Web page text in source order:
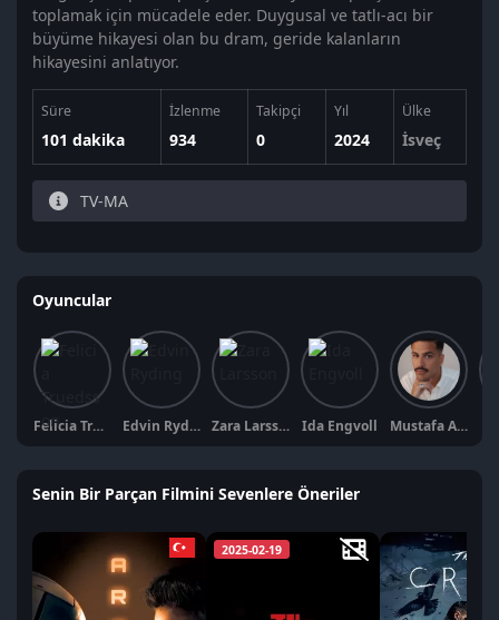
toplamak için mücadele eder. Duygusal ve tatlı-acı bir
büyüme hikayesi olan bu dram, geride kalanların
hikayesini anlatıyor.
Süre
101 dakika
İzlenme
934
Takipçi
0
Yıl
2024
Ülke
İsveç
TV-MA
Oyuncular
Felicia Truedsson Edvin Ryding Zara Larsson Ida Engvoll Mustafa Al-Mashhadani
Senin Bir Parçan Filmini Sevenlere Öneriler
2025-02-19